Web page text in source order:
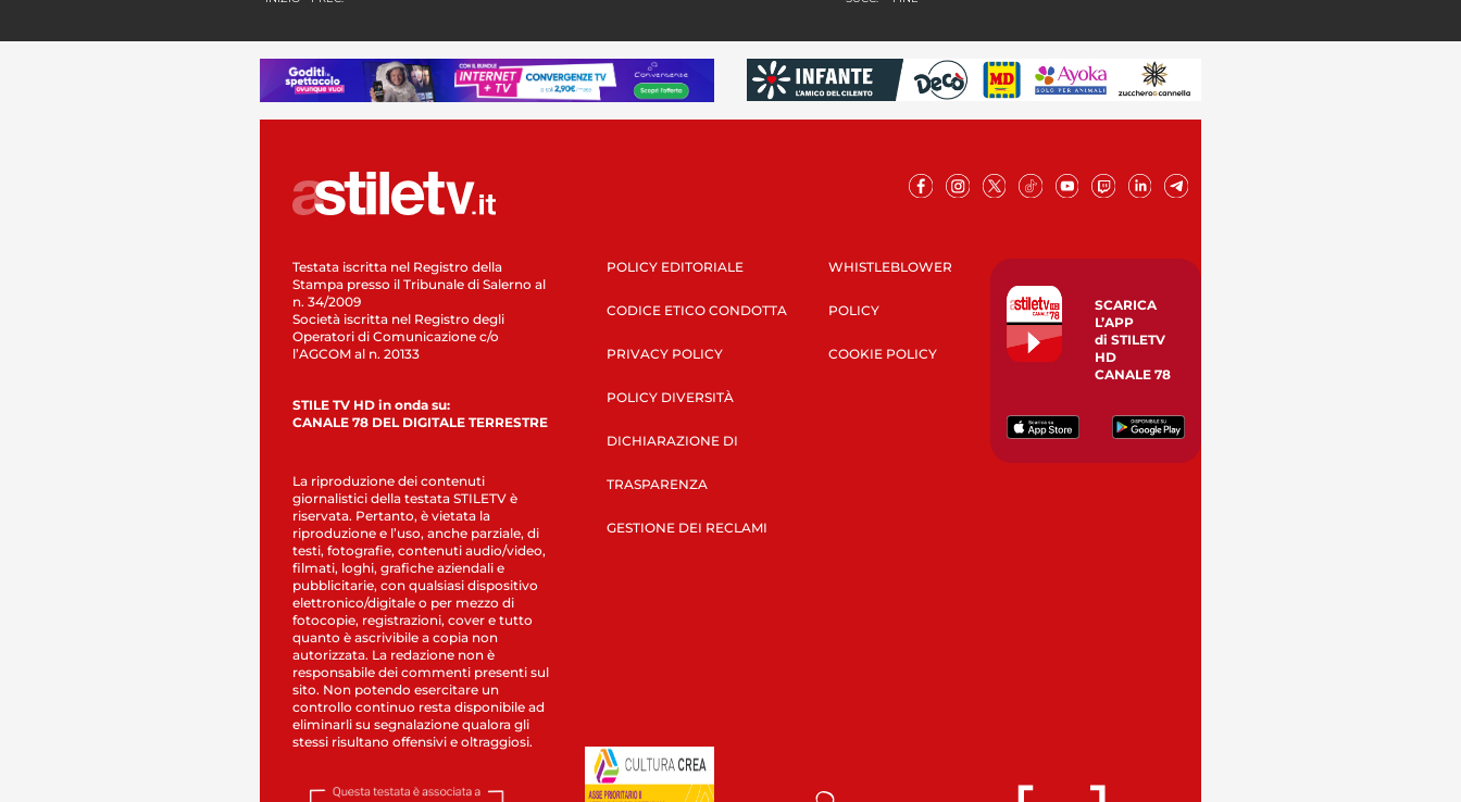
Testata iscritta nel Registro della
Stampa presso il Tribunale di Salerno al
n. 34/2009
Società iscritta nel Registro degli
Operatori di Comunicazione c/o
l’AGCOM al n. 20133
STILE TV HD in onda su:
CANALE 78 DEL DIGITALE TERRESTRE
La riproduzione dei contenuti
giornalistici della testata STILETV è
riservata. Pertanto, è vietata la
riproduzione e l’uso, anche parziale, di
testi, fotografie, contenuti audio/video,
filmati, loghi, grafiche aziendali e
pubblicitarie, con qualsiasi dispositivo
elettronico/digitale o per mezzo di
fotocopie, registrazioni, cover e tutto
quanto è ascrivibile a copia non
autorizzata. La redazione non è
responsabile dei commenti presenti sul
sito. Non potendo esercitare un
controllo continuo resta disponibile ad
eliminarli su segnalazione qualora gli
stessi risultano offensivi e oltraggiosi.
POLICY EDITORIALE
CODICE ETICO CONDOTTA
PRIVACY POLICY
POLICY DIVERSITÀ
DICHIARAZIONE DI
TRASPARENZA
GESTIONE DEI RECLAMI
WHISTLEBLOWER
POLICY
COOKIE POLICY
SCARICA
L’APP
di STILETV
HD
CANALE 78